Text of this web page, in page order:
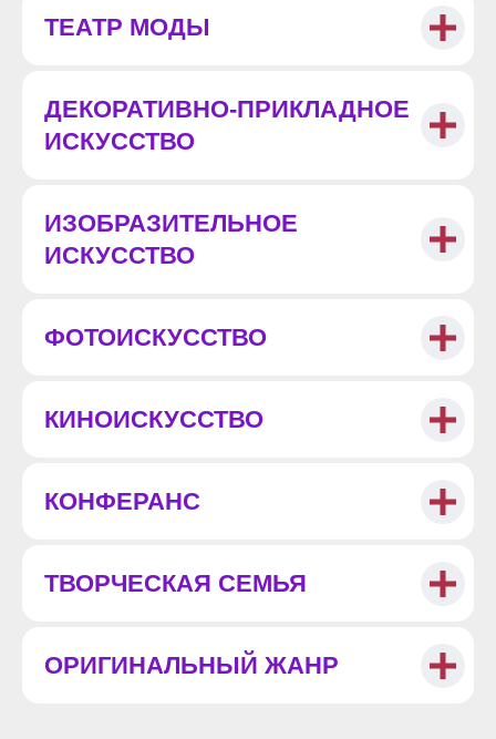
ТЕАТР МОДЫ
ДЕКОРАТИВНО-ПРИКЛАДНОЕ
ИСКУССТВО
ИЗОБРАЗИТЕЛЬНОЕ
ИСКУССТВО
ФОТОИСКУССТВО
КИНОИСКУССТВО
КОНФЕРАНС
ТВОРЧЕСКАЯ СЕМЬЯ
ОРИГИНАЛЬНЫЙ ЖАНР